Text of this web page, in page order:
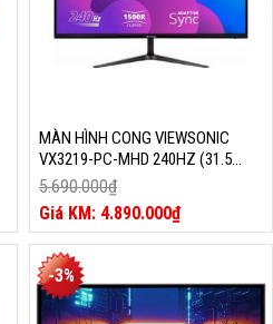
MÀN HÌNH CONG VIEWSONIC
VX3219-PC-MHD 240HZ (31.5
INCH, 1920 X 1080, VA, 240HZ,
1MS, 103% SRGB, TÍCH HỢP LOA
KÉP)
5.690.000₫
Giá
gốc
là:
5.690.000₫.
4.890.000₫
Giá
hiện
tại
là:
4.890.000₫.
-3%